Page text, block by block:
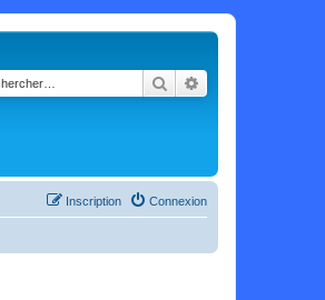
Rechercher
Connexion
Inscription